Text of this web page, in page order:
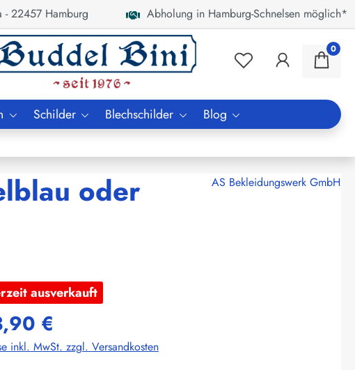
- 22457 Hamburg Abholung in Hamburg-Schnelsen möglich*
0
Schilder Blechschilder Blog
oder
AS Bekleidungswerk GmbH
ausverkauft
€
inkl. MwSt. zzgl. Versandkosten